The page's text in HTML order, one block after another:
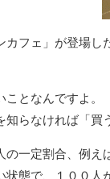
カフェ」が登場
となんですよ。
知らなければ「買
の一定割合、例え
状態で、１００人